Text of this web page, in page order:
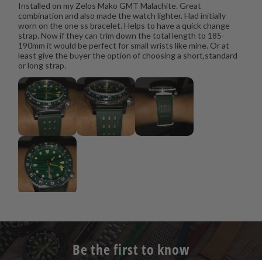
Installed on my Zelos Mako GMT Malachite. Great
combination and also made the watch lighter. Had initially
worn on the one ss bracelet. Helps to have a quick change
strap. Now if they can trim down the total length to 185-
190mm it would be perfect for small wrists like mine. Or at
least give the buyer the option of choosing a short,standard
or long strap.
Be the first to know